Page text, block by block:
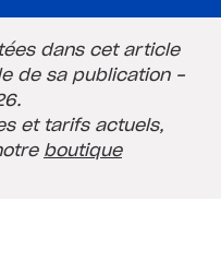
dans cet article
de sa publication -
et tarifs actuels,
boutique